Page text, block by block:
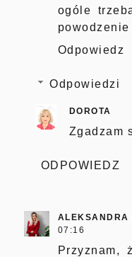
ogóle
Odpowiedz
Odpowiedzi
DOROTA
Zgadzam
ODPOWIEDZ
ALEKSANDRA
07:16
Przyznam,